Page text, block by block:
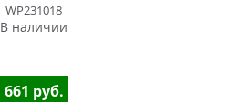
WP231018
В наличии
661 руб.